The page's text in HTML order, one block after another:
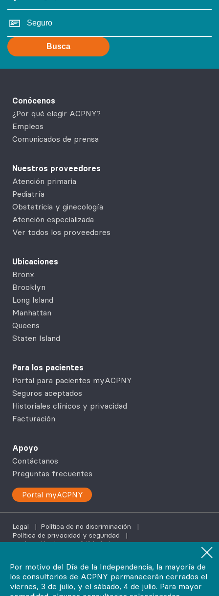
Por motivo del Día de la Independencia, la mayoría de
los consultorios de ACPNY permanecerán cerrados el
viernes, 3 de julio, y el sábado, 4 de julio. Para mayor
Busca
Conócenos
¿Por qué elegir ACPNY?
Empleos
Comunicados de prensa
Nuestros proveedores
Atención primaria
Pediatría
Obstetricia y ginecología
Atención especializada
Ver todos los proveedores
Ubicaciones
Bronx
Brooklyn
Long Island
Manhattan
Queens
Staten Island
Para los pacientes
Portal para pacientes myACPNY
Seguros aceptados
Historiales clínicos y privacidad
Facturación
Apoyo
Contáctanos
Preguntas frecuentes
Portal myACPNY
Legal | Política de no discriminación
|
Política de privacidad y seguridad
|
Declaración de accesibilidad|
©2026
AdvantageCare Physicians. Todos los derechos reservados.